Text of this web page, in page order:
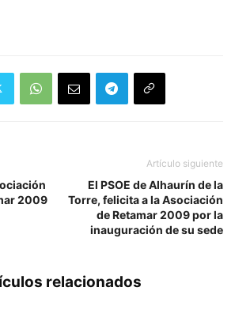
2009
Artículo siguiente
El PSOE de Alhaurín de la
Torre, felicita a la Asociación
de Retamar 2009 por la
inauguración de su sede
relacionados